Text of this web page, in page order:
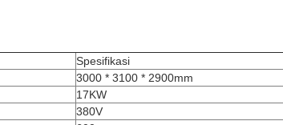
Spesifikasi
3000 * 3100 * 2900mm
17KW
380V